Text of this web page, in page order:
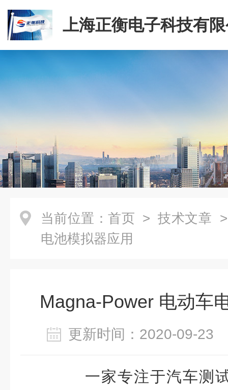
上海正衡电子科技有
当前位置： 首页 > 技术文章
电池模拟器应用
Magna-Power 电动车
更新时间：2020-09-
一家专注于汽车测试